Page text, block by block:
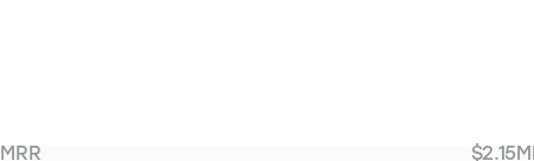
MRR $2.15M